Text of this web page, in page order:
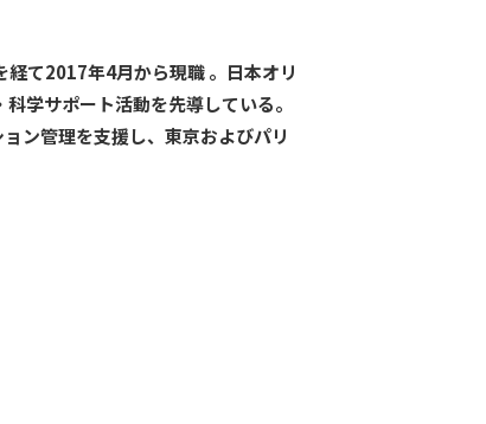
て2017年4月から現職 。日本オリ
学サポート活動を先導している。
ン管理を支援し、東京およびパリ